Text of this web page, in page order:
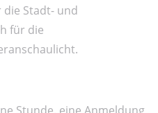
Stadt- und
für die